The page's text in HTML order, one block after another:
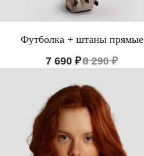
Футболка + штаны прямые
7 690 ₽8 290 ₽